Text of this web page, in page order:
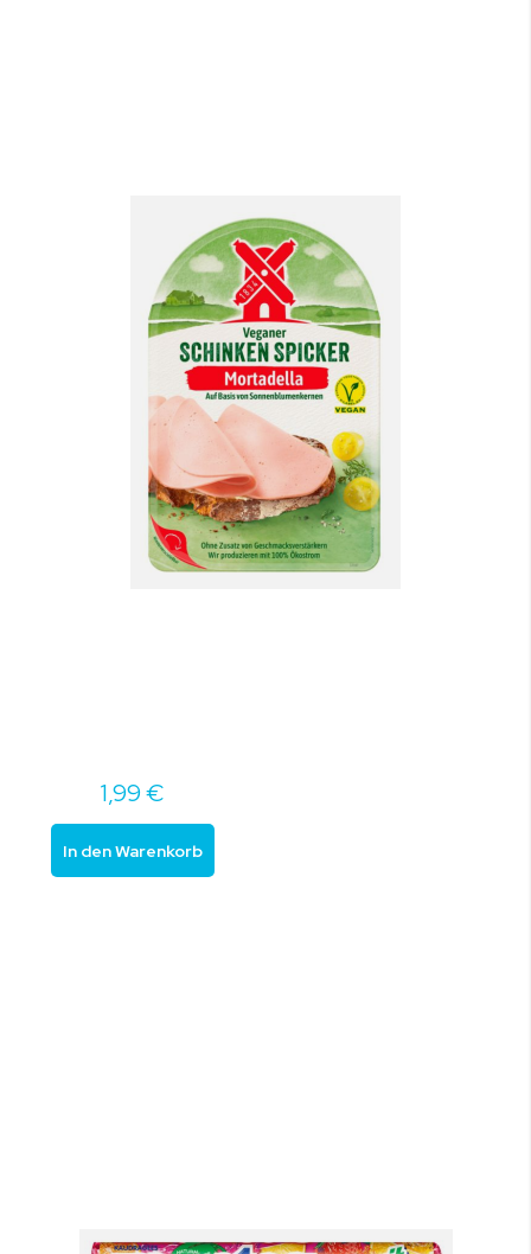
1,99 €
In den Warenkorb